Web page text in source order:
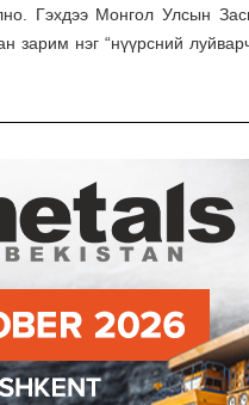
Гэхдээ Монгол Улсын
зарим нэг “нүүрсний